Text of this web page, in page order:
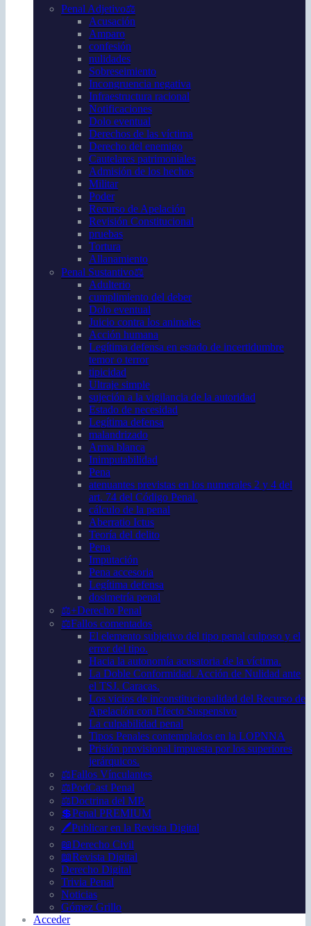
Penal Adjetivo⚖️
Acusación
Amparo
confesión
nulidades
Sobreseimiento
Incongruencia negativa
Infraestructura racional
Notificaciones
Dolo eventual
Derechos de las víctima
Derecho del enemigo
Cautelares patrimoniales
Admisión de los hechos
Militar
Poder
Recurso de Apelación
Revisión Constitucional
pruebas
Tortura
Allanamiento
Penal Sustantivo⚖️
Adulterio
cumplimiento del deber
Dolo eventual
Juicio contra los animales
Acción humana
Legítima defensa en estado de incertidumbre
temor o terror
tipicidad
Ultraje simple
sujeción a la vigilancia de la autoridad
Estado de necesidad
Legítima defensa
malandrizado
Arma blanca
Inimputabilidad
Pena
atenuantes previstas en los numerales 2 y 4 del
art. 74 del Código Penal.
cálculo de la penal
Aberratio Ictus
Teoría del delito
Pena
Imputación
Pena accesoria
Legítima defensa
dosimetría penal
⚖️+Derecho Penal
⚖️Fallos comentados
El elemento subjetivo del tipo penal culposo y el
error del tipo.
Hacia la autonomía acusatoria de la víctima.
La Doble Conformidad. Acción de Nulidad ante
el TSJ. Caracas.
Los vicios de inconstitucionalidad del Recurso de
Apelación con Efecto Suspensivo
La culpabilidad penal
Tipos Penales contemplados en la LOPNNA
Prisión provisional impuesta por los superiores
jerárquicos.
⚖️Fallos Vínculantes
⚖️PodCast Penal
⚖️Doctrina del MP.
💲Penal PREMIUM
🖊️Publicar en la Revista Digital
📖Derecho Civil
📖Revista Digital
Derecho Digital
Trivia Penal
Noticias
Gómez Grillo
Acceder